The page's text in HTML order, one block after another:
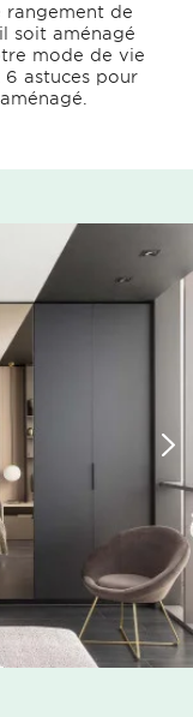
de
soit aménagé
mode de vie
astuces pour